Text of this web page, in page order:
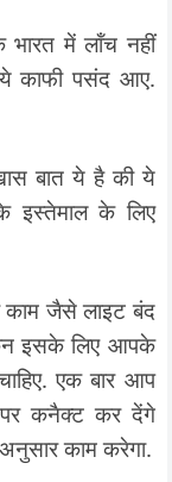
भारत में लॉंच नहीं
ये काफी पसंद आए.
बात ये है की ये
इस्तेमाल के लिए
काम जैसे लाइट बंद
इसके लिए आपके
एक बार आप
कनैक्ट कर देंगे
काम करेगा.